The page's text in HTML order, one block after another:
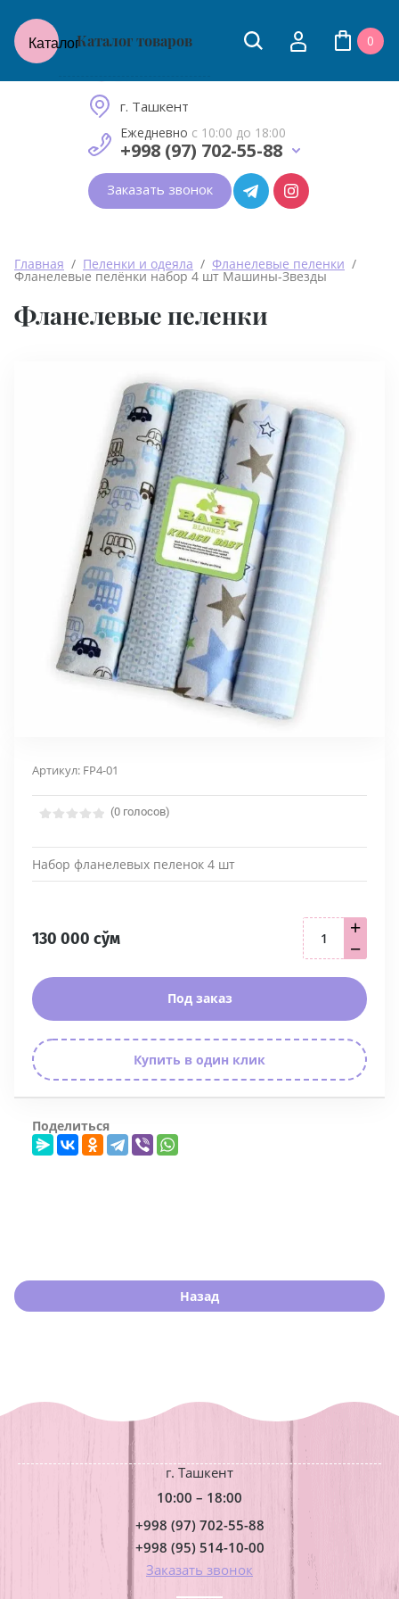
КаталогКаталог товаров
0
Товары для молодых мам
г. Ташкент
Ежедневно с 10:00 до 18:00
+998 (97) 702-55-88
Заказать звонок
Главная
  /
Пеленки и одеяла
  /
Фланелевые пеленки
  /
Фланелевые пелёнки набор 4 шт Машины-Звезды
Фланелевые пеленки
Артикул: FP4-01
(0 голосов)
Набор фланелевых пеленок 4 шт
130 000 сўм
−
+
Под заказ
Купить в один клик
Поделиться
Назад
г. Ташкент
10:00 – 18:00
+998 (97) 702-55-88
+998 (95) 514-10-00
Заказать звонок